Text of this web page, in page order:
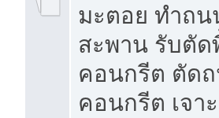
มะตอย ทำถน
สะพาน รับตั
คอนกรีต ตัด
คอนกรีต เจาะ